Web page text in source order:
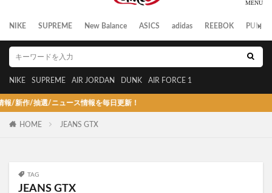
NIKE SUPREME New Balance ASICS adidas REEBOK PUMA
NIKE SUPREME AIR JORDAN DUNK AIR FORCE 1
/抽選/ニュース情報を毎日更新！
HOME JEANS GTX
TAG
JEANS GTX